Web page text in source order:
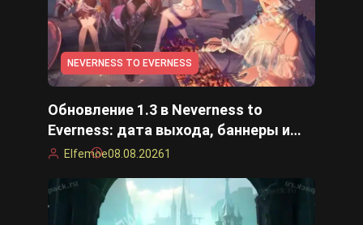
NEVERNESS TO EVERNESS
Обновление 1.3 в Neverness to
Everness: дата выхода, баннеры и
события
Elfemoe08.08.20261